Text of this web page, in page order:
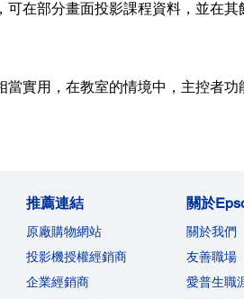
在部分畫面投影課程資料，並在其
實用，在教室的情境中，主控者功
推薦連結
原廠購物網站
投影機授權經銷商
企業經銷商
關於
關於我們
友善職場
愛普生職